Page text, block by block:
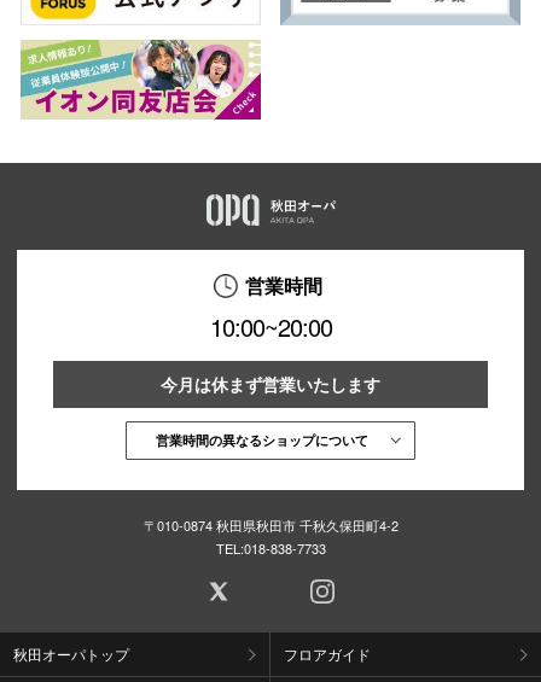
営業時間
10:00~20:00
今月は休まず営業いたします
営業時間の異なるショップについて
〒010-0874 秋田県秋田市 千秋久保田町4-2
TEL:018-838-7733
秋田オーパトップ フロアガイド